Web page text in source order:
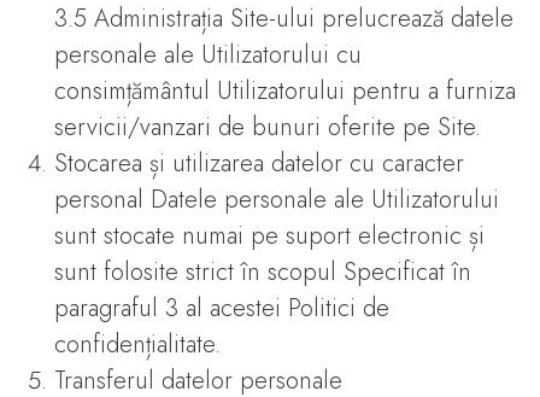
3.5 Administrația Site-ului prelucrează datele
personale ale Utilizatorului cu
consimțământul Utilizatorului pentru a furniza
servicii/vanzari de bunuri oferite pe Site.
Stocarea și utilizarea datelor cu caracter
personal Datele personale ale Utilizatorului
sunt stocate numai pe suport electronic și
sunt folosite strict în scopul Specificat în
paragraful 3 al acestei Politici de
confidențialitate.
Transferul datelor personale